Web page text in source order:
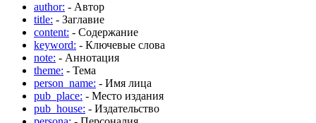
author: - Автор
title: - Заглавие
content: - Содержание
keyword: - Ключевые слова
note: - Аннотация
theme: - Тема
person_name: - Имя лица
pub_place: - Место издания
pub_house: - Издательство